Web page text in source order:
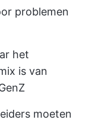
problemen
het
is van
moeten